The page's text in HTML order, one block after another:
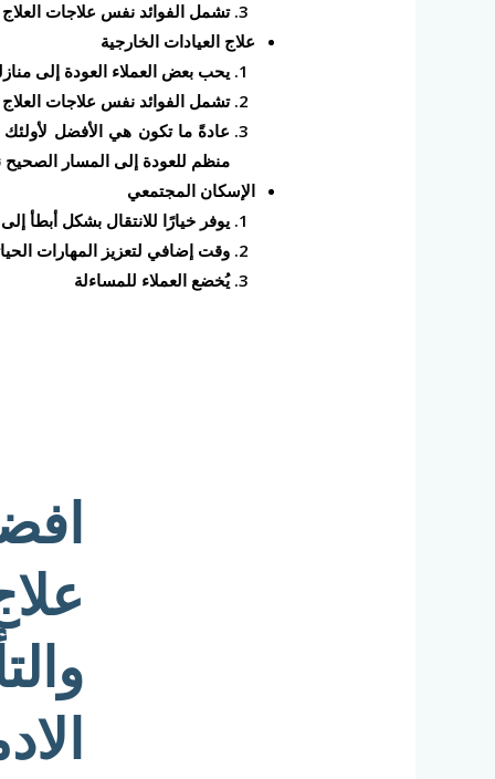
تشمل الفوائد نفس علاجات
علاج العيادات الخارجية
يحب بعض العملاء العودة إلى
تشمل الفوائد نفس علاجات
عادةً ما تكون هي الأفضل
منظم للعودة إلى المسار الصحيح
الإسكان المجتمعي
يوفر خيارًا للانتقال بشكل أبطأ إلى
وقت إضافي لتعزيز المهارات
يُخضع العملاء للمساءلة